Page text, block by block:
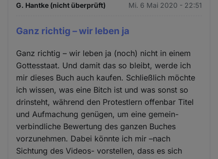
G. Hantke (nicht überprüft) Mi. 6 Mai 2020 - 22:51
Ganz richtig – wir leben ja
Ganz richtig – wir leben ja (noch) nicht in einem
Gottesstaat. Und damit das so bleibt, werde ich
mir dieses Buch auch kaufen. Schließlich möchte
ich wissen, was eine Bitch ist und was sonst so
drinsteht, während den Protestlern offenbar Titel
und Aufmachung genügen, um eine gemein-
verbindliche Bewertung des ganzen Buches
vorzunehmen. Dabei könnte ich mir –nach
Sichtung des Videos- vorstellen, dass es sich